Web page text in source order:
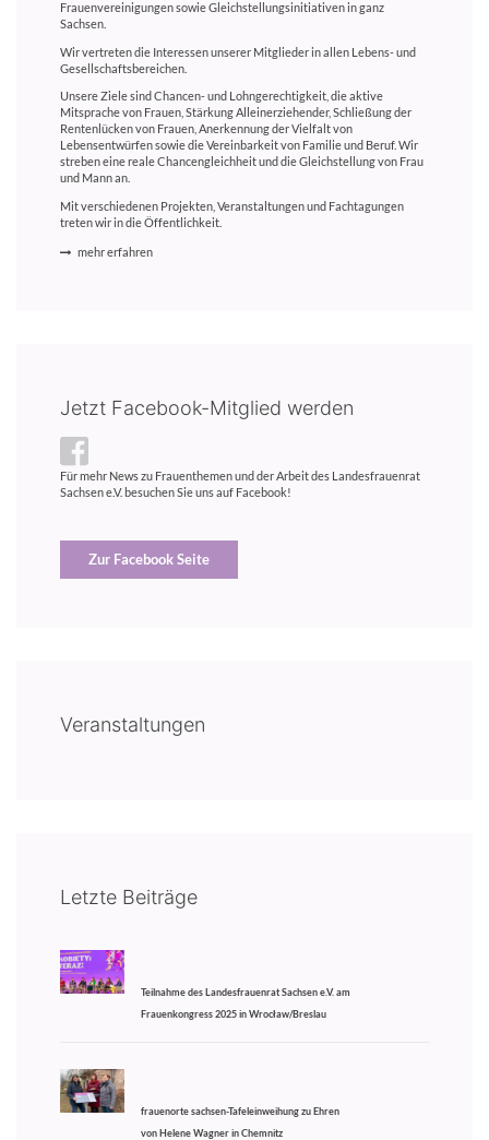
Frauenvereinigungen sowie Gleichstellungsinitiativen in ganz
Sachsen.
Wir vertreten die Interessen unserer Mitglieder in allen Lebens- und
Gesellschaftsbereichen.
Unsere Ziele sind Chancen- und Lohngerechtigkeit, die aktive
Mitsprache von Frauen, Stärkung Alleinerziehender, Schließung der
Rentenlücken von Frauen, Anerkennung der Vielfalt von
Lebensentwürfen sowie die Vereinbarkeit von Familie und Beruf. Wir
streben eine reale Chancengleichheit und die Gleichstellung von Frau
und Mann an.
Mit verschiedenen Projekten, Veranstaltungen und Fachtagungen
treten wir in die Öffentlichkeit.
mehr erfahren
Jetzt Facebook-Mitglied werden
Für mehr News zu Frauenthemen und der Arbeit des Landesfrauenrat
Sachsen e.V. besuchen Sie uns auf Facebook!
Zur Facebook Seite
Veranstaltungen
Letzte Beiträge
Teilnahme des Landesfrauenrat Sachsen e.V. am
Frauenkongress 2025 in Wrocław/Breslau
frauenorte sachsen-Tafeleinweihung zu Ehren
von Helene Wagner in Chemnitz